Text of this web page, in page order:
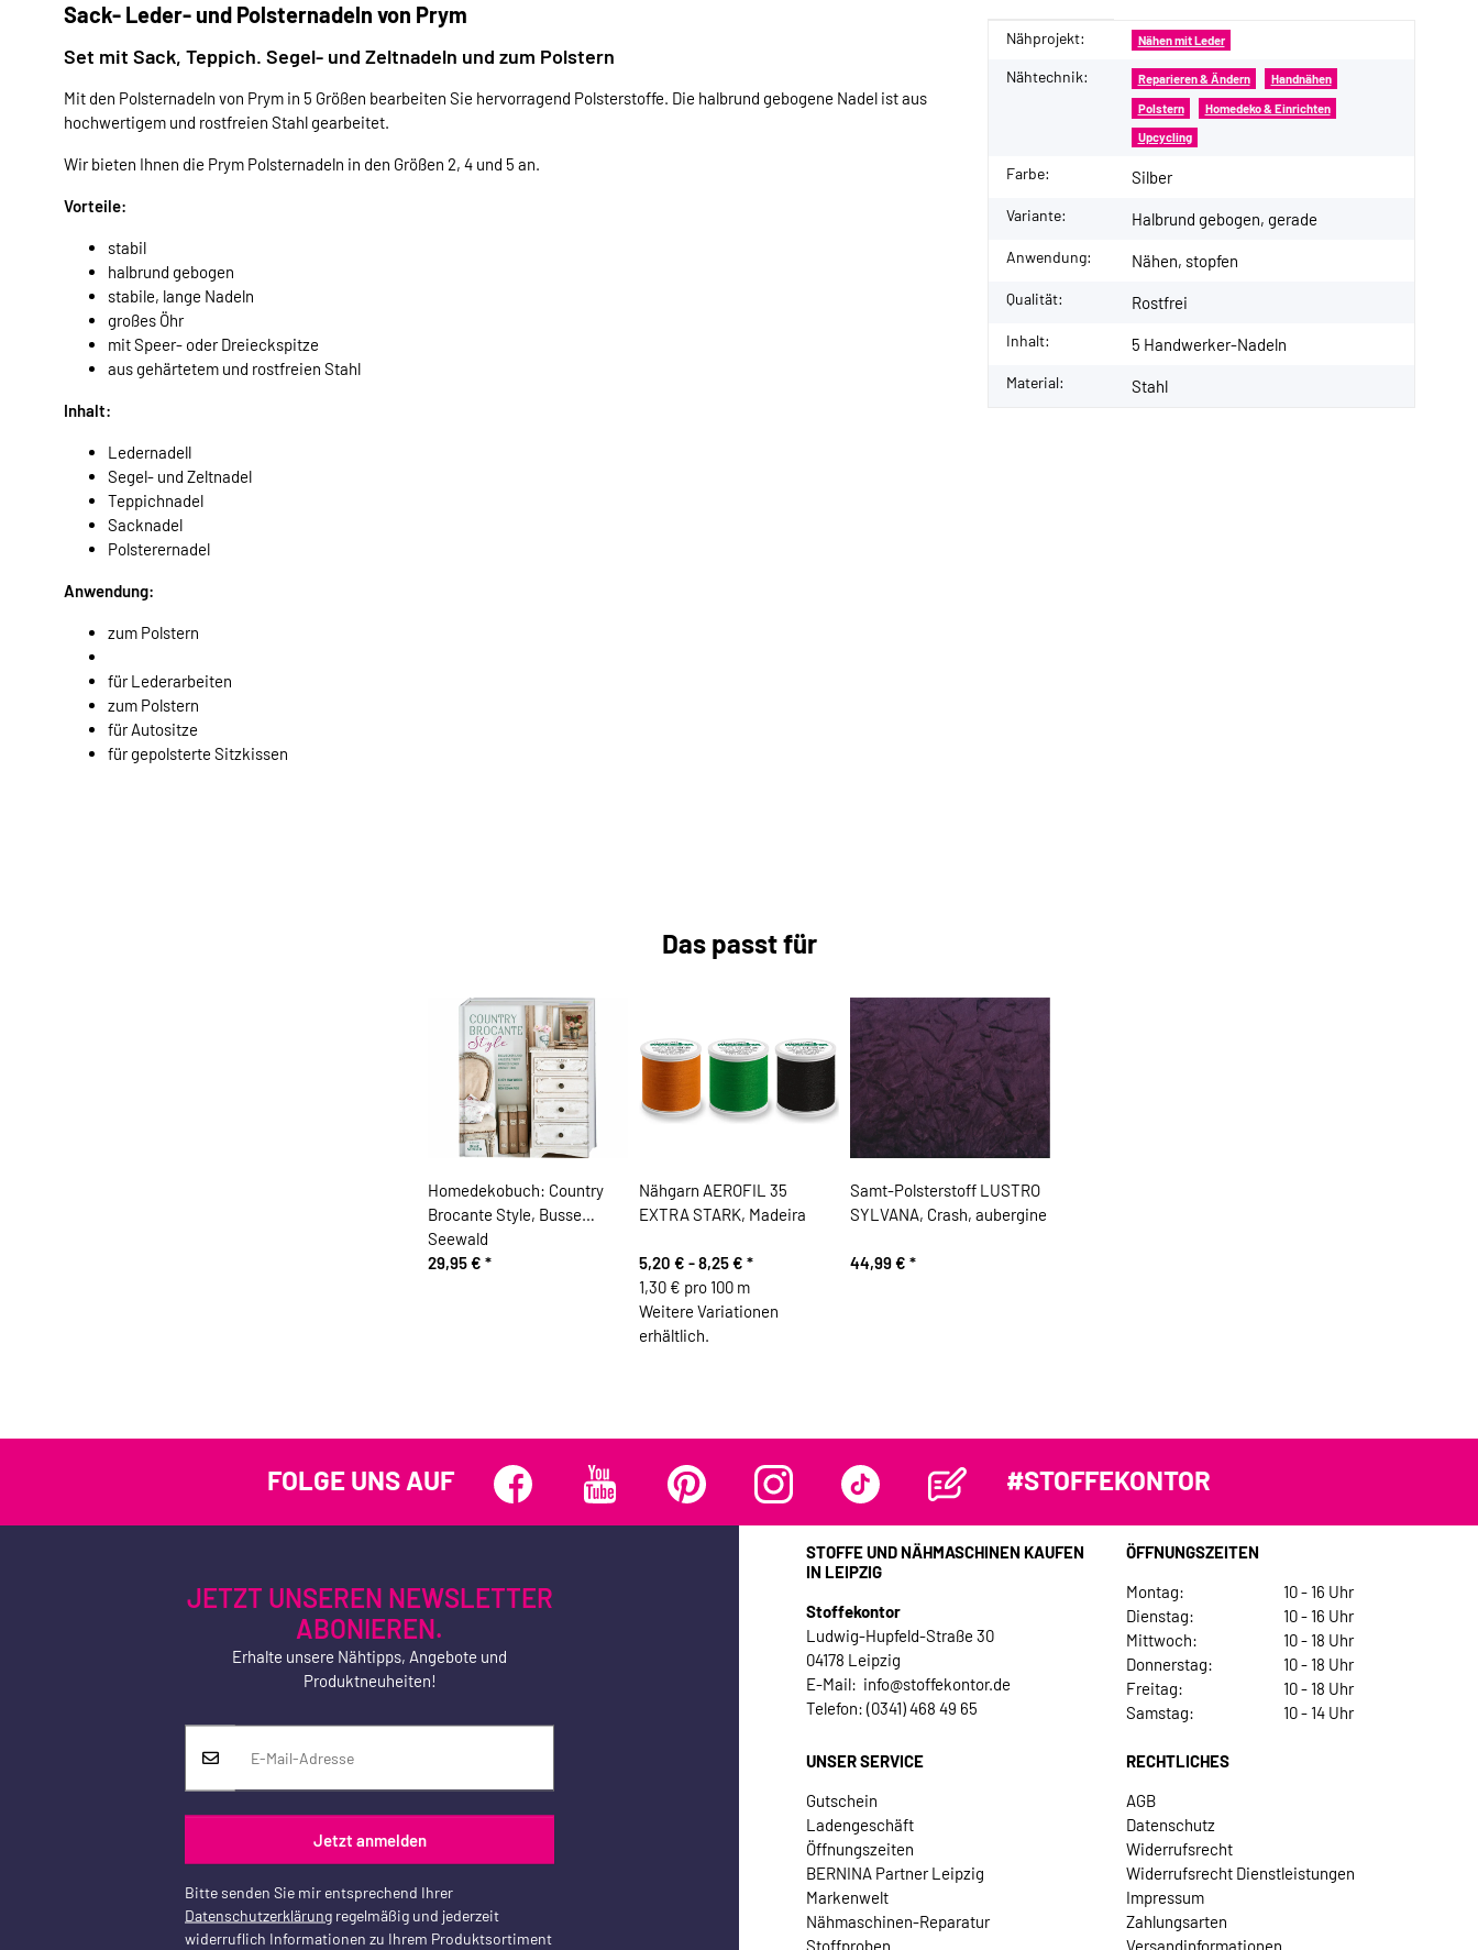
Sack- Leder- und Polsternadeln von Prym
Set mit Sack, Teppich. Segel- und Zeltnadeln und zum Polstern
Mit den Polsternadeln von Prym in 5 Größen bearbeiten Sie hervorragend Polsterstoffe. Die halbrund gebogene Nadel ist aus
hochwertigem und rostfreien Stahl gearbeitet.
Wir bieten Ihnen die Prym Polsternadeln in den Größen 2, 4 und 5 an.
Vorteile:
stabil
halbrund gebogen
stabile, lange Nadeln
großes Öhr
mit Speer- oder Dreieckspitze
aus gehärtetem und rostfreien Stahl
Inhalt:
Ledernadell
Segel- und Zeltnadel
Teppichnadel
Sacknadel
Polsterernadel
Anwendung:
zum Polstern
für Lederarbeiten
zum Polstern
für Autositze
für gepolsterte Sitzkissen
Produkteigenschaft
Wert
Nähprojekt: Nähen mit Leder
Nähtechnik: Reparieren & Ändern Handnähen
Polstern Homedeko & Einrichten
Upcycling
Farbe: Silber
Variante: Halbrund gebogen, gerade
Anwendung: Nähen, stopfen
Qualität: Rostfrei
Inhalt: 5 Handwerker-Nadeln
Material: Stahl
Das passt für
Homedekobuch: Country
Brocante Style, Busse
Seewald
29,95 € *
Nähgarn AEROFIL 35
EXTRA STARK, Madeira
5,20 € -8,25 € *
1,30 € pro 100 m
Weitere Variationen
erhältlich.
Samt-Polsterstoff LUSTRO
SYLVANA, Crash, aubergine
44,99 € *
FOLGE UNS AUF #STOFFEKONTOR
JETZT UNSEREN NEWSLETTER
ABONIEREN.
Erhalte unsere Nähtipps, Angebote und
Produktneuheiten!
Jetzt anmelden
Bitte senden Sie mir entsprechend Ihrer
Datenschutzerklärung regelmäßig und jederzeit
widerruflich Informationen zu Ihrem Produktsortiment
STOFFE UND NÄHMASCHINEN KAUFEN
IN LEIPZIG
Stoffekontor
Ludwig-Hupfeld-Straße 30
04178 Leipzig
E-Mail: info@stoffekontor.de
Telefon: (0341) 468 49 65
ÖFFNUNGSZEITEN
Montag:
10 - 16 Uhr
Dienstag:
10 - 16 Uhr
Mittwoch:
10 - 18 Uhr
Donnerstag:
10 - 18 Uhr
Freitag:
10 - 18 Uhr
Samstag:
10 - 14 Uhr
UNSER SERVICE
Gutschein
Ladengeschäft
Öffnungszeiten
BERNINA Partner Leipzig
Markenwelt
Nähmaschinen-Reparatur
Stoffproben
RECHTLICHES
AGB
Datenschutz
Widerrufsrecht
Widerrufsrecht Dienstleistungen
Impressum
Zahlungsarten
Versandinformationen